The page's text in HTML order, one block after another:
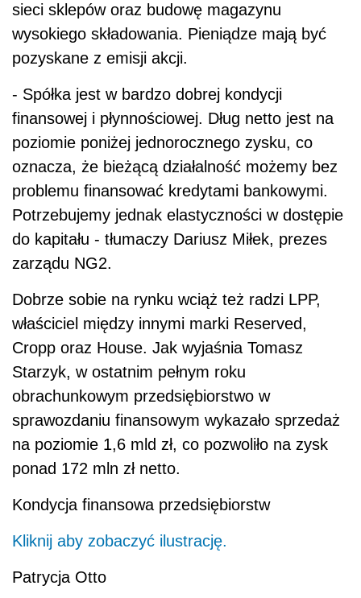
sieci sklepów oraz budowę magazynu
wysokiego składowania. Pieniądze mają być
pozyskane z emisji akcji.
- Spółka jest w bardzo dobrej kondycji
finansowej i płynnościowej. Dług netto jest na
poziomie poniżej jednorocznego zysku, co
oznacza, że bieżącą działalność możemy bez
problemu finansować kredytami bankowymi.
Potrzebujemy jednak elastyczności w dostępie
do kapitału - tłumaczy Dariusz Miłek, prezes
zarządu NG2.
Dobrze sobie na rynku wciąż też radzi LPP,
właściciel między innymi marki Reserved,
Cropp oraz House. Jak wyjaśnia Tomasz
Starzyk, w ostatnim pełnym roku
obrachunkowym przedsiębiorstwo w
sprawozdaniu finansowym wykazało sprzedaż
na poziomie 1,6 mld zł, co pozwoliło na zysk
ponad 172 mln zł netto.
Kondycja finansowa przedsiębiorstw
Kliknij aby zobaczyć ilustrację.
Patrycja Otto